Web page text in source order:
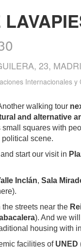
23,
Internacionales y
walking tour
and alternative
squares with
political scene.
and start our visit in
Inclán, Sala
streets near the
). And we
housing with
facilities of UNED